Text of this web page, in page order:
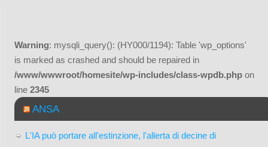
Warning: mysqli_query(): (HY000/1194): Table 'wp_options'
is marked as crashed and should be repaired in
/www/wwwroot/homesite/wp-includes/class-wpdb.phpon
line 2345
ANSA
L'IA può portare all'estinzione, l'allerta di decine di